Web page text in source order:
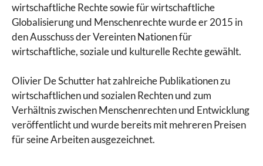
wirtschaftliche Rechte sowie für wirtschaftliche
Globalisierung und Menschenrechte wurde er 2015 in
den Ausschuss der Vereinten Nationen für
wirtschaftliche, soziale und kulturelle Rechte gewählt.
Olivier De Schutter hat zahlreiche Publikationen zu
wirtschaftlichen und sozialen Rechten und zum
Verhältnis zwischen Menschenrechten und Entwicklung
veröffentlicht und wurde bereits mit mehreren Preisen
für seine Arbeiten ausgezeichnet.